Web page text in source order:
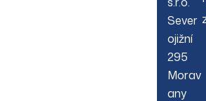
Sever
ojižní
295
Morav
any